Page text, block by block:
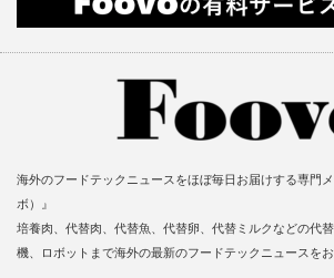
海外のフードテックニュースをほぼ毎日お届けする専門
ボ）』
培養肉、代替肉、代替魚、代替卵、代替ミルクなどの代
機、ロボットまで海外の最新のフードテックニュースをお